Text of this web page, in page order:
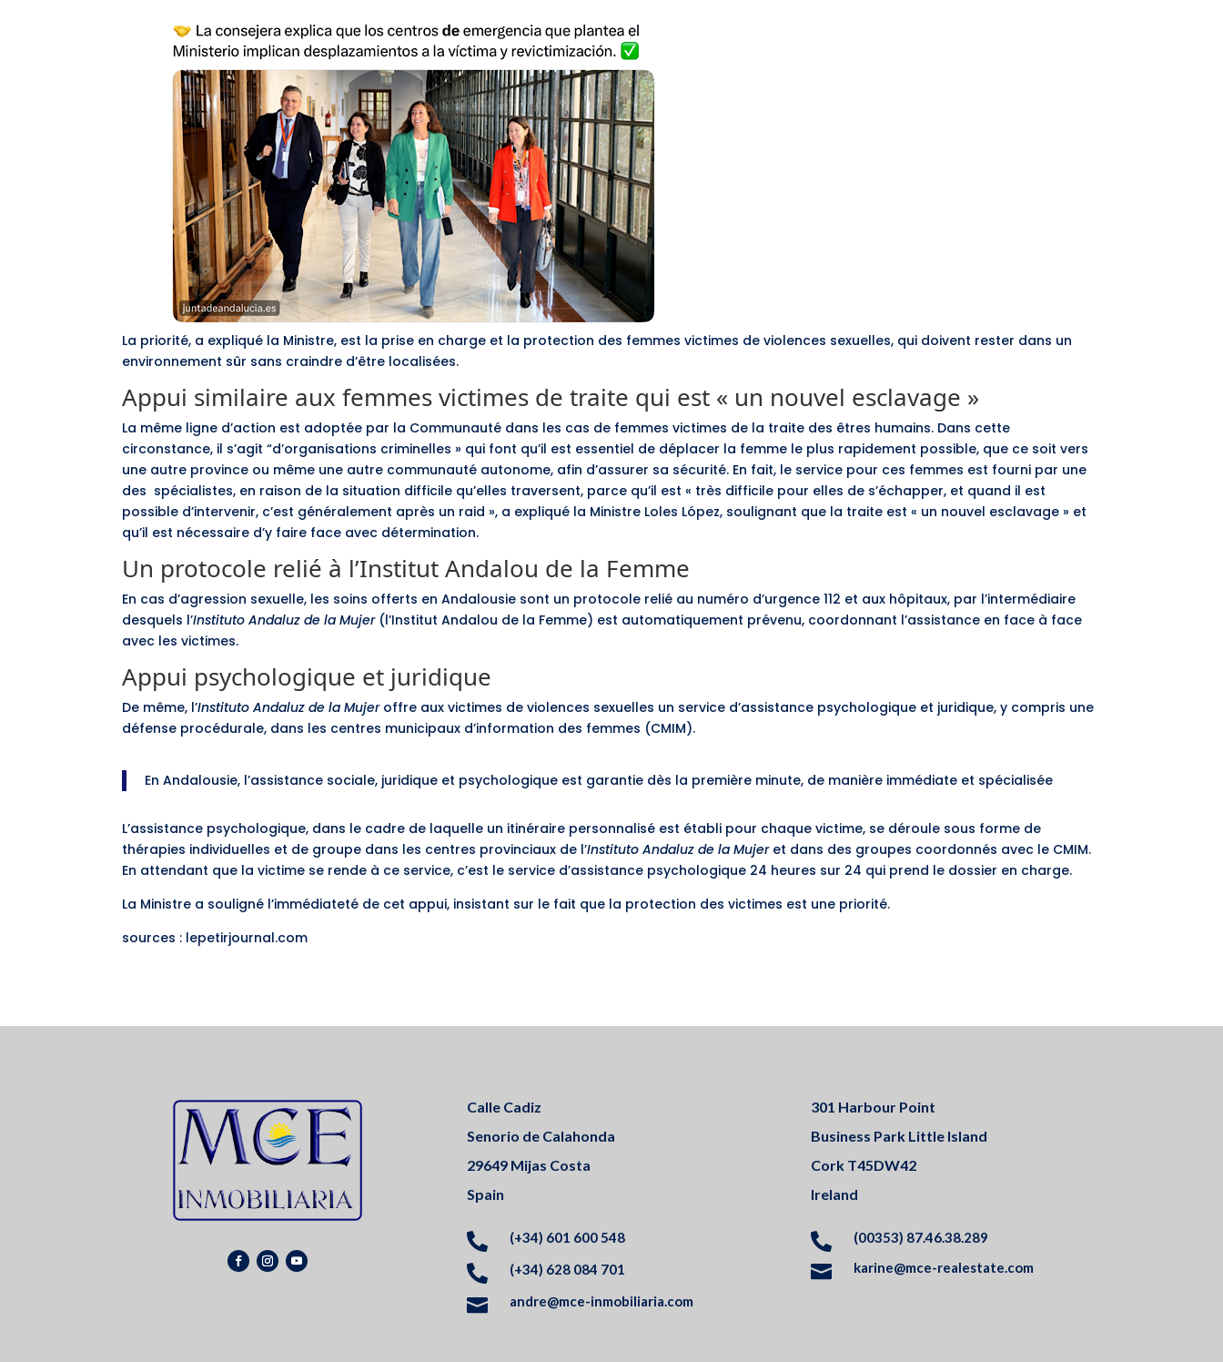
La priorité, a expliqué la Ministre, est la prise en charge et la protection des femmes victimes de violences sexuelles, qui doivent rester dans un
environnement sûr sans craindre d’être localisées.
Appui similaire aux femmes victimes de traite qui est « un nouvel esclavage »
La même ligne d’action est adoptée par la Communauté dans les cas de femmes victimes de la traite des êtres humains. Dans cette
circonstance, il s’agit “d’organisations criminelles » qui font qu’il est essentiel de déplacer la femme le plus rapidement possible, que ce soit vers
une autre province ou même une autre communauté autonome, afin d’assurer sa sécurité. En fait, le service pour ces femmes est fourni par une
des spécialistes, en raison de la situation difficile qu’elles traversent, parce qu’il est « très difficile pour elles de s’échapper, et quand il est
possible d’intervenir, c’est généralement après un raid », a expliqué la Ministre Loles López, soulignant que la traite est « un nouvel esclavage » et
qu’il est nécessaire d’y faire face avec détermination.
Un protocole relié à l’Institut Andalou de la Femme
En cas d’agression sexuelle, les soins offerts en Andalousie sont un protocole relié au numéro d’urgence 112 et aux hôpitaux, par l’intermédiaire
desquels l’Instituto Andaluz de la Mujer(l’Institut Andalou de la Femme) est automatiquement prévenu, coordonnant l’assistance en face à face
avec les victimes.
Appui psychologique et juridique
De même, l’Instituto Andaluz de la Mujeroffre aux victimes de violences sexuelles un service d’assistance psychologique et juridique, y compris une
défense procédurale, dans les centres municipaux d’information des femmes (CMIM).
En Andalousie, l’assistance sociale, juridique et psychologique est garantie dès la première minute, de manière immédiate et spécialisée
L’assistance psychologique, dans le cadre de laquelle un itinéraire personnalisé est établi pour chaque victime, se déroule sous forme de
thérapies individuelles et de groupe dans les centres provinciaux de l’Instituto Andaluz de la Mujeret dans des groupes coordonnés avec le CMIM.
En attendant que la victime se rende à ce service, c’est le service d’assistance psychologique 24 heures sur 24 qui prend le dossier en charge.
La Ministre a souligné l’immédiateté de cet appui, insistant sur le fait que la protection des victimes est une priorité.
sources : lepetirjournal.com
Calle Cadiz
Senorio de Calahonda
29649 Mijas Costa
Spain
 (+34) 601 600 548
 (+34) 628 084 701
 andre@mce-inmobiliaria.com
301 Harbour Point
Business Park Little Island
Cork T45DW42
Ireland
 (00353) 87.46.38.289
 karine@mce-realestate.com